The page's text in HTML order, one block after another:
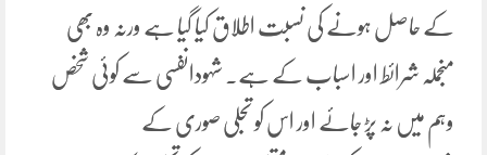
کے حاصل ہونے کی نسبت اطلاق کیا گیا ہے ورنہ وہ بھی
منجملہ شرائط اور اسباب کے ہے۔ شہودانفسی سے کوئی شخص
وہم میں نہ پڑ جائے اور اس کو تجلی صوری کے